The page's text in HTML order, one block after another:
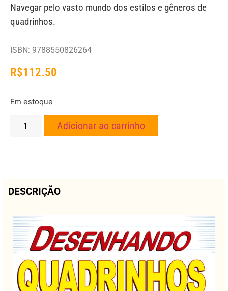
Navegar pelo vasto mundo dos estilos e gêneros de
quadrinhos.
ISBN: 9788550826264
R$112.50
Em estoque
Adicionar ao carrinho
DESCRIÇÃO